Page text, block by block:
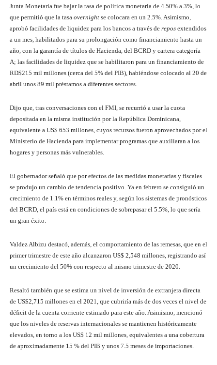
Junta Monetaria fue bajar la tasa de política monetaria de 4.50% a 3%, lo
que permitió que la tasa overnight se colocara en un 2.5%. Asimismo,
aprobó facilidades de liquidez para los bancos a través de repos extendidos
a un mes, habilitados para su prolongación como financiamiento hasta un
año, con la garantía de títulos de Hacienda, del BCRD y cartera categoría
A; las facilidades de liquidez que se habilitaron para un financiamiento de
RD$215 mil millones (cerca del 5% del PIB), habiéndose colocado al 20 de
abril unos 89 mil préstamos a diferentes sectores.
Dijo que, tras conversaciones con el FMI, se recurrió a usar la cuota
depositada en la misma institución por la República Dominicana,
equivalente a US$ 653 millones, cuyos recursos fueron aprovechados por el
Ministerio de Hacienda para implementar programas que auxiliaran a los
hogares y personas más vulnerables.
El gobernador señaló que por efectos de las medidas monetarias y fiscales
se produjo un cambio de tendencia positivo. Ya en febrero se consiguió un
crecimiento de 1.1% en términos reales y, según los sistemas de pronósticos
del BCRD, el país está en condiciones de sobrepasar el 5.5%, lo que sería
un gran éxito.
Valdez Albizu destacó, además, el comportamiento de las remesas, que en el
primer trimestre de este año alcanzaron US$ 2,548 millones, registrando así
un crecimiento del 50% con respecto al mismo trimestre de 2020.
Resaltó también que se estima un nivel de inversión de extranjera directa
de US$2,715 millones en el 2021, que cubriría más de dos veces el nivel de
déficit de la cuenta corriente estimado para este año. Asimismo, mencionó
que los niveles de reservas internacionales se mantienen históricamente
elevados, en torno a los US$ 12 mil millones, equivalentes a una cobertura
de aproximadamente 15 % del PIB y unos 7.5 meses de importaciones.